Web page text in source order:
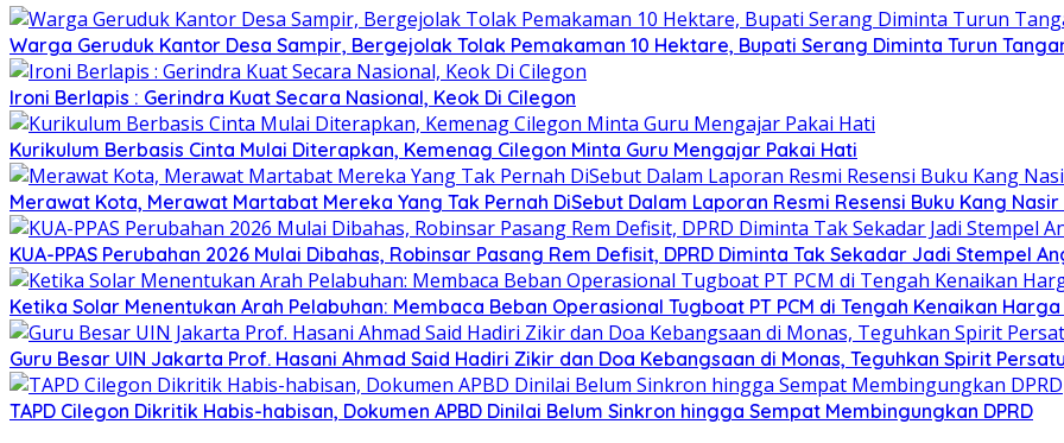
Warga Geruduk Kantor Desa Sampir, Bergejolak Tolak Pemakaman 10 Hektare, Bupati Serang Diminta Turun
Ironi Berlapis : Gerindra Kuat Secara Nasional, Keok Di Cilegon
Kurikulum Berbasis Cinta Mulai Diterapkan, Kemenag Cilegon Minta Guru Mengajar Pakai Hati
Merawat Kota, Merawat Martabat Mereka Yang Tak Pernah DiSebut Dalam Laporan Resmi Resensi Buku Kang
KUA-PPAS Perubahan 2026 Mulai Dibahas, Robinsar Pasang Rem Defisit, DPRD Diminta Tak Sekadar Jadi Stempel
Ketika Solar Menentukan Arah Pelabuhan: Membaca Beban Operasional Tugboat PT PCM di Tengah Kenaikan Harga
Guru Besar UIN Jakarta Prof. Hasani Ahmad Said Hadiri Zikir dan Doa Kebangsaan di Monas, Teguhkan Spirit
TAPD Cilegon Dikritik Habis-habisan, Dokumen APBD Dinilai Belum Sinkron hingga Sempat Membingungkan DPRD